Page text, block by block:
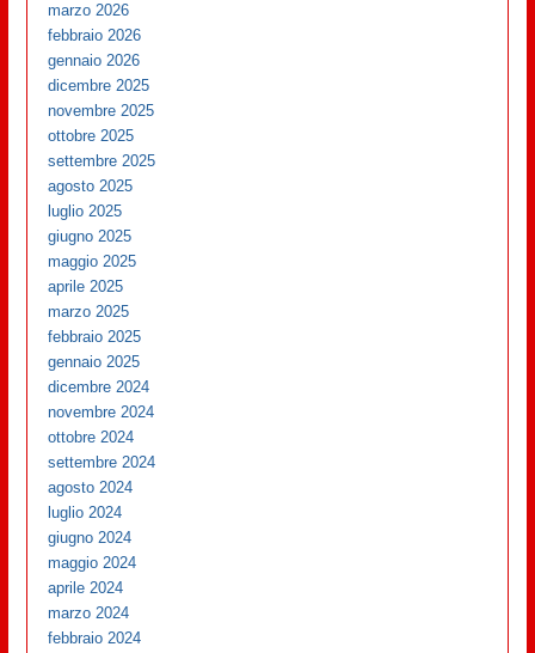
marzo 2026
febbraio 2026
gennaio 2026
dicembre 2025
novembre 2025
ottobre 2025
settembre 2025
agosto 2025
luglio 2025
giugno 2025
maggio 2025
aprile 2025
marzo 2025
febbraio 2025
gennaio 2025
dicembre 2024
novembre 2024
ottobre 2024
settembre 2024
agosto 2024
luglio 2024
giugno 2024
maggio 2024
aprile 2024
marzo 2024
febbraio 2024